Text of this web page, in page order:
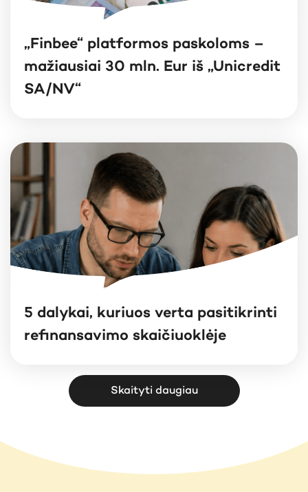
„Finbee“ platformos paskoloms –
mažiausiai 30 mln. Eur iš „Unicredit
SA/NV“
5 dalykai, kuriuos verta pasitikrinti
refinansavimo skaičiuoklėje
Skaityti daugiau